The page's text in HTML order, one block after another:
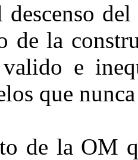
de la
e
que
de la OM